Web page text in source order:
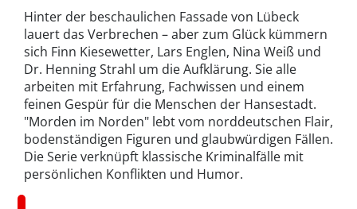
Hinter der beschaulichen Fassade von Lübeck
lauert das Verbrechen – aber zum Glück kümmern
sich Finn Kiesewetter, Lars Englen, Nina Weiß und
Dr. Henning Strahl um die Aufklärung. Sie alle
arbeiten mit Erfahrung, Fachwissen und einem
feinen Gespür für die Menschen der Hansestadt.
"Morden im Norden" lebt vom norddeutschen Flair,
bodenständigen Figuren und glaubwürdigen Fällen.
Die Serie verknüpft klassische Kriminalfälle mit
persönlichen Konflikten und Humor.